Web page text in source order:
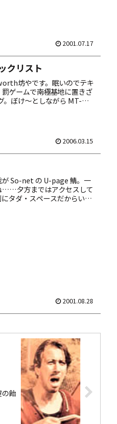
2001.07.17
クリスト
坊やです。眠いのでテキ
ゲームで南極基地に置きざ
ぼけ～としながら MT-
2006.03.15
So-net の U-page 鯖。一
……夕方まではアクセスして
タダ・スペースだからいい
2001.08.28
の飴